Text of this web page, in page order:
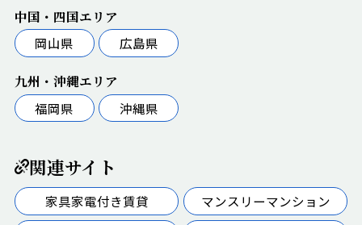
中国・四国エリア
岡山県
広島県
九州・沖縄エリア
福岡県
沖縄県
関連サイト
家具家電付き賃貸
マンスリーマンション